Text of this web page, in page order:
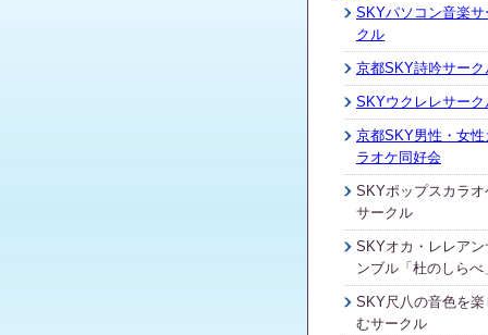
SKYパソコン音楽サ
クル
京都SKY詩吟サーク
SKYウクレレサーク
京都SKY男性・女性
ラオケ同好会
SKYポップスカラオ
サークル
SKYオカ・レレアン
ンブル「杜のしらべ
SKY尺八の音色を楽
むサークル